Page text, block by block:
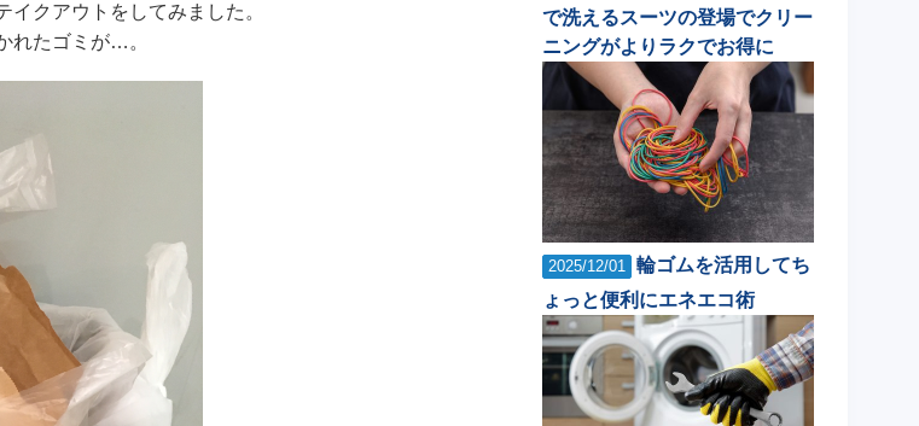
クアウトをしてみました。
れたゴミが…。
で洗えるスーツの登場でクリー
ニングがよりラクでお得に
2025/12/01
輪ゴムを活用してち
ょっと便利にエネエコ術